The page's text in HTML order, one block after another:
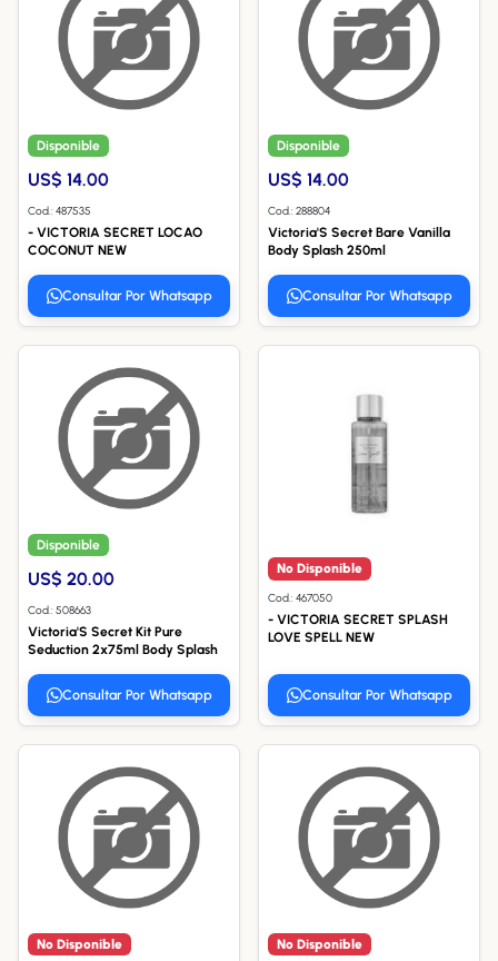
Disponible
US$ 14.00
Cod.: 487535
- VICTORIA SECRET LOCAO
COCONUT NEW
Consultar Por Whatsapp
Disponible
US$ 14.00
Cod.: 288804
Victoria'S Secret Bare Vanilla
Body Splash 250ml
Consultar Por Whatsapp
Disponible
US$ 20.00
Cod.: 508663
Victoria'S Secret Kit Pure
Seduction 2x75ml Body Splash
Consultar Por Whatsapp
No Disponible
Cod.: 467050
- VICTORIA SECRET SPLASH
LOVE SPELL NEW
Consultar Por Whatsapp
No Disponible No Disponible